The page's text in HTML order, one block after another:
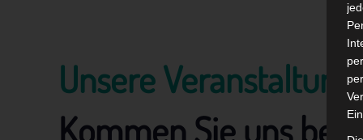
Unsere
Kommen Sie uns